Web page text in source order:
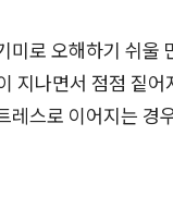
미로 오해하기 쉬울
지나면서 점점 짙어
레스로 이어지는 경